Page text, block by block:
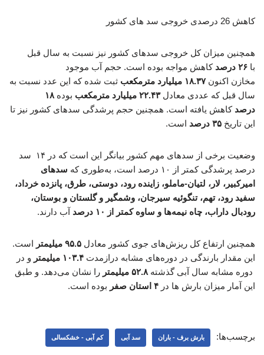
کاهش 26 درصدی خروجی سد های کشور
همچنین میزان کل خروجی سدهای کشور نیز نسبت به سال قبل
با ۲۶ درصد
کاهش مواجه بوده است. حجم آب موجود
مخازن اکنون ۱۸.۳۷ میلیارد مترمکعب
ثبت شده که این عدد نسبت به
سال قبل که عددی معادل۲۲.۴۳ میلیارد مترمکعب بوده ۱۸
درصد کاهش یافته است. همچنین حجم پرشدگی سدهای کشور نیز تا
این تاریخ ۳۵ درصد است.
وضعیت برخی از سدهای مهم کشور بیانگر این است که در ۱۴ سد
درصد پرشدگی کمتر از ۱۰ درصد است، به‌طوری‌ که
سدهای
امیرکبیر، لار، لتیان-ماملو، زاینده رود، دوستی، طرق، پانزده خرداد،
سفید رود، تهم، تنگوئیه سیرجان، وشمگیر و گلستان و بوستان،
رودبال داراب، چاه نیمه‌ها و ساوه کمتر از ۱۰ درصد
آب دارند.
همچنین ارتفاع کل ریزش‌های جوی کشور معادل
است.
این مقدار بارندگی در دوره‌های مشابه درازمدت
و در
دوره مشابه سال آبی گذشته
را نشان می‌دهد. و طبق
این آمار میزان بارش ها در ۴ استان صفر بوده است.
برچسب‌ها: بارش برف - باران سد آبی کم آبی - خشکسالی